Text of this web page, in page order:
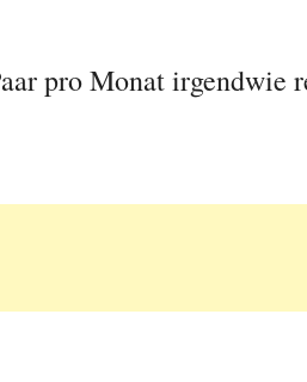
pro Monat irgendwie